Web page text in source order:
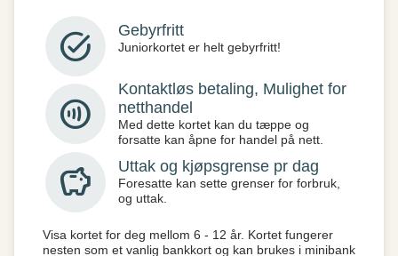
task_alt Gebyrfritt
Juniorkortet er helt gebyrfritt!
contactless
Kontaktløs betaling, Mulighet for
netthandel
Med dette kortet kan du tæppe og
forsatte kan åpne for handel på nett.
savings Uttak og kjøpsgrense pr dag
Foresatte kan sette grenser for forbruk,
og uttak.
Visa kortet for deg mellom 6 - 12 år. Kortet fungerer
nesten som et vanlig bankkort og kan brukes i minibank